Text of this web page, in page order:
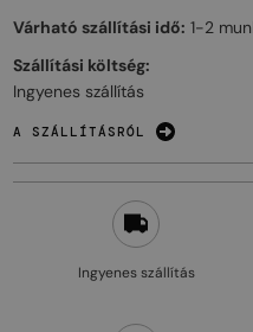
Ingyenes szállítás
Várható szállítási idő: 1-2
Szállítási költség:
Ingyenes szállítás
A SZÁLLÍTÁSRÓL